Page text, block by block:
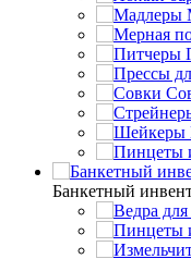
Банкетный